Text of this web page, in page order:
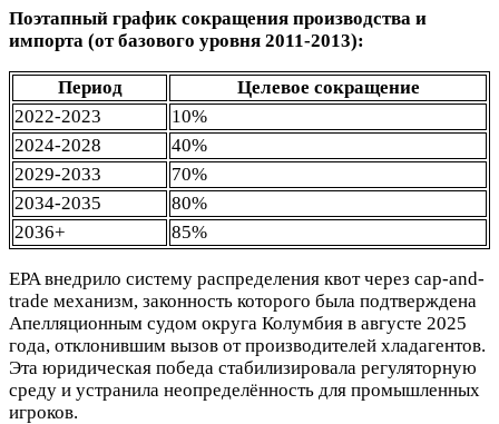
Поэтапный график сокращения производства и
импорта (от базового уровня 2011-2013):
Период
Целевое сокращение
2022-2023
10%
2024-2028
40%
2029-2033
70%
2034-2035
80%
2036+
85%
EPA внедрило систему распределения квот через cap-and-
trade механизм, законность которого была подтверждена
Апелляционным судом округа Колумбия в августе 2025
года, отклонившим вызов от производителей хладагентов.
Эта юридическая победа стабилизировала регуляторную
среду и устранила неопределённость для промышленных
игроков.